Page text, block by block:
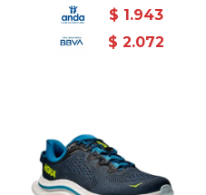
$ 1.943
$ 2.072